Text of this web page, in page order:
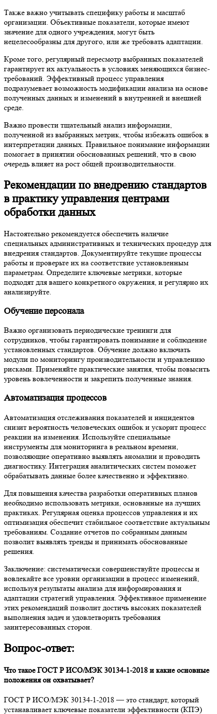
Также важно учитывать специфику работы и масштаб
организации. Объективные показатели, которые имеют
значение для одного учреждения, могут быть
нецелесообразны для другого, или же требовать адаптации.
Кроме того, регулярный пересмотр выбранных показателей
гарантирует их актуальность в условиях меняющихся бизнес-
требований. Эффективный процесс управления
подразумевает возможность модификации анализа на основе
полученных данных и изменений в внутренней и внешней
среде.
Важно провести тщательный анализ информации,
полученной из выбранных метрик, чтобы избежать ошибок в
интерпретации данных. Правильное понимание информации
помогает в принятии обоснованных решений, что в свою
очередь влияет на рост общей производительности.
Рекомендации по внедрению стандартов
в практику управления центрами
обработки данных
Настоятельно рекомендуется обеспечить наличие
специальных административных и технических процедур для
внедрения стандартов. Документируйте текущие процессы
работы и проверьте их на соответствие установленным
параметрам. Определите ключевые метрики, которые
подходят для вашего конкретного окружения, и регулярно их
анализируйте.
Обучение персонала
Важно организовать периодические тренинги для
сотрудников, чтобы гарантировать понимание и соблюдение
установленных стандартов. Обучение должно включать
модули по мониторингу производительности и управлению
рисками. Применяйте практические занятия, чтобы повысить
уровень вовлеченности и закрепить полученные знания.
Автоматизация процессов
Автоматизация отслеживания показателей и инцидентов
снизит вероятность человеческих ошибок и ускорит процесс
реакции на изменения. Используйте специальные
инструменты для мониторинга в реальном времени,
позволяющие оперативно выявлять аномалии и проводить
диагностику. Интеграция аналитических систем поможет
обрабатывать данные более качественно и эффективно.
Для повышения качества разработки оперативных планов
необходимо использовать метрики, основанные на лучших
практиках. Регулярная оценка процессов управления и их
оптимизация обеспечит стабильное соответствие актуальным
требованиям. Создание отчетов по собранным данным
позволит выявлять тренды и принимать обоснованные
решения.
Заключение: систематически совершенствуйте процессы и
вовлекайте все уровни организации в процесс изменений,
используя результаты анализа для информирования и
адаптации стратегий управления. Эффективное применение
этих рекомендаций позволит достичь высоких показателей
выполнения задач и удовлетворить требования
заинтересованных сторон.
Вопрос-ответ:
Что такое ГОСТ Р ИСО/МЭК 30134-1-2018 и какие основные
положения он охватывает?
ГОСТ Р ИСО/МЭК 30134-1-2018 — это стандарт, который
устанавливает ключевые показатели эффективности (КПЭ)